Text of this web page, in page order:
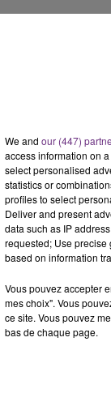
FM
CHOOZ
centrale
Une situation
We and our (447)
access information on
select personalised
statistics or
profiles to select
Deliver and present
data such as IP
requested; Use precise
based on information
Vous pouvez accepter
mes choix". Vous
ce site. Vous pouvez
bas de chaque page.